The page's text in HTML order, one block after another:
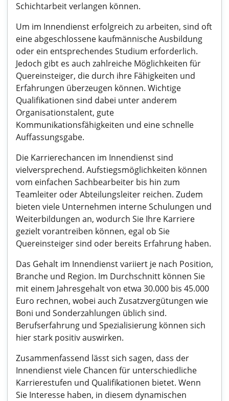
Schichtarbeit verlangen können.
Um im Innendienst erfolgreich zu arbeiten, sind oft
eine abgeschlossene kaufmännische Ausbildung
oder ein entsprechendes Studium erforderlich.
Jedoch gibt es auch zahlreiche Möglichkeiten für
Quereinsteiger, die durch ihre Fähigkeiten und
Erfahrungen überzeugen können. Wichtige
Qualifikationen sind dabei unter anderem
Organisationstalent, gute
Kommunikationsfähigkeiten und eine schnelle
Auffassungsgabe.
Die Karrierechancen im Innendienst sind
vielversprechend. Aufstiegsmöglichkeiten können
vom einfachen Sachbearbeiter bis hin zum
Teamleiter oder Abteilungsleiter reichen. Zudem
bieten viele Unternehmen interne Schulungen und
Weiterbildungen an, wodurch Sie Ihre Karriere
gezielt vorantreiben können, egal ob Sie
Quereinsteiger sind oder bereits Erfahrung haben.
Das Gehalt im Innendienst variiert je nach Position,
Branche und Region. Im Durchschnitt können Sie
mit einem Jahresgehalt von etwa 30.000 bis 45.000
Euro rechnen, wobei auch Zusatzvergütungen wie
Boni und Sonderzahlungen üblich sind.
Berufserfahrung und Spezialisierung können sich
hier stark positiv auswirken.
Zusammenfassend lässt sich sagen, dass der
Innendienst viele Chancen für unterschiedliche
Karrierestufen und Qualifikationen bietet. Wenn
Sie Interesse haben, in diesem dynamischen